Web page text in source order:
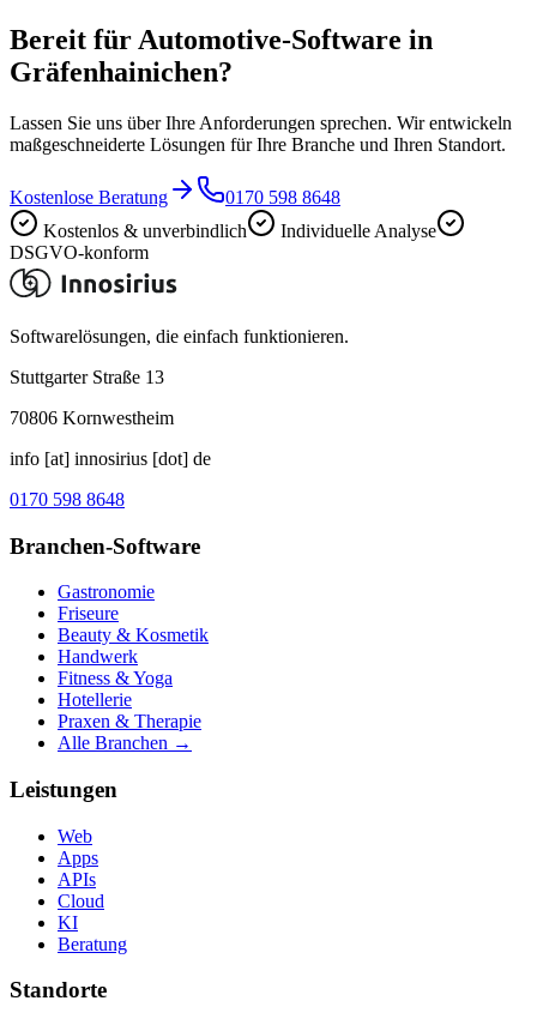
Bereit für Automotive-Software in
Gräfenhainichen?
Lassen Sie uns über Ihre Anforderungen sprechen. Wir entwickeln
maßgeschneiderte Lösungen für Ihre Branche und Ihren Standort.
Kostenlose Beratung
0170 598 8648
Kostenlos & unverbindlich
Individuelle Analyse
DSGVO-konform
Softwarelösungen, die einfach funktionieren.
Stuttgarter Straße 13
70806 Kornwestheim
info [at] innosirius [dot] de
0170 598 8648
Branchen-Software
Gastronomie
Friseure
Beauty & Kosmetik
Handwerk
Fitness & Yoga
Hotellerie
Praxen & Therapie
Alle Branchen →
Leistungen
Web
Apps
APIs
Cloud
KI
Beratung
Standorte